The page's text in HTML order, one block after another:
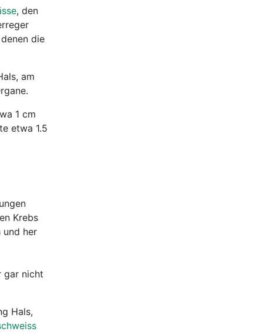
, den
die
am
1 cm
etwa 1.5
Krebs
und her
gar nicht
Hals,